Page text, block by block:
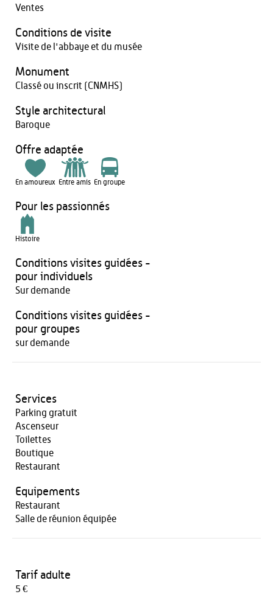
Ventes
Conditions de visite
Visite de l'abbaye et du musée
Monument
Classé ou inscrit (CNMHS)
Style architectural
Baroque
Offre adaptée
En amoureux Entre amis En groupe
Pour les passionnés
Histoire
Conditions visites guidées -
pour individuels
Sur demande
Conditions visites guidées -
pour groupes
sur demande
Services
Parking gratuit
Ascenseur
Toilettes
Boutique
Restaurant
Equipements
Restaurant
Salle de réunion équipée
Tarif adulte
5 €